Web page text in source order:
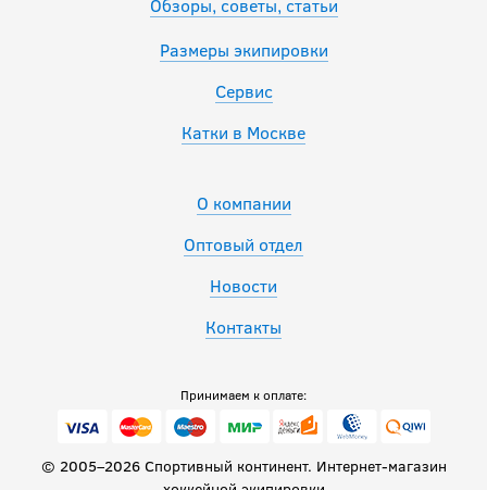
Обзоры, советы, статьи
Размеры экипировки
Сервис
Катки в Москве
О компании
Оптовый отдел
Новости
Контакты
Принимаем к оплате:
© 2005–2026 Спортивный континент. Интернет-магазин